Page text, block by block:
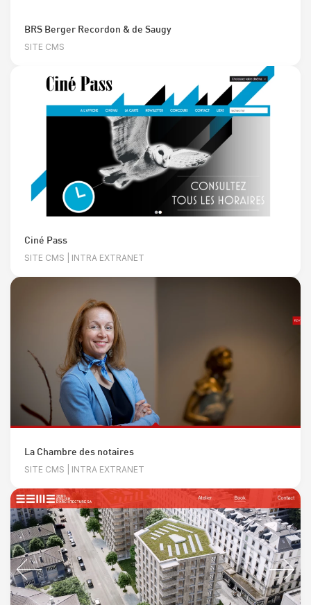
BRS Berger Recordon & de Saugy
SITE CMS
Ciné Pass
SITE CMS | INTRA EXTRANET
La Chambre des notaires
SITE CMS | INTRA EXTRANET